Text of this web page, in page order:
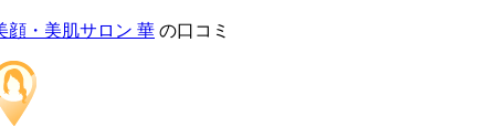
顔・美肌サロン 華 の口コミ